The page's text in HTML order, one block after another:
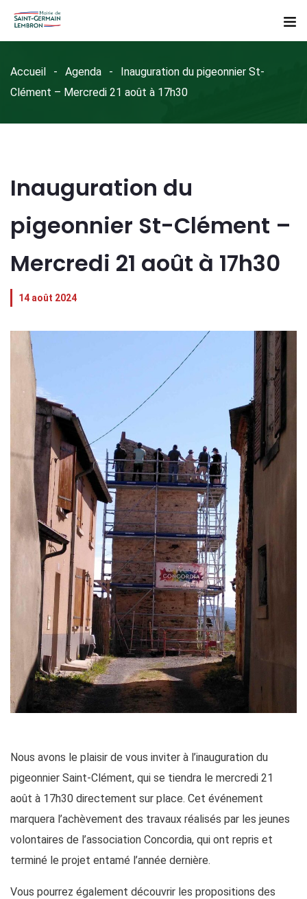
Accueil Agenda
Inauguration du pigeonnier St-
Clément – Mercredi 21 août à 17h30
Inauguration du
pigeonnier St-Clément –
Mercredi 21 août à 17h30
14 août 2024
Nous avons le plaisir de vous inviter à l’inauguration du
pigeonnier Saint-Clément, qui se tiendra le mercredi 21
août à 17h30 directement sur place. Cet événement
marquera l’achèvement des travaux réalisés par les jeunes
volontaires de l’association Concordia, qui ont repris et
terminé le projet entamé l’année dernière.
Vous pourrez également découvrir les propositions des